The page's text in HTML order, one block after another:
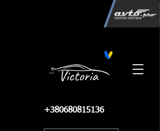
+380680815136